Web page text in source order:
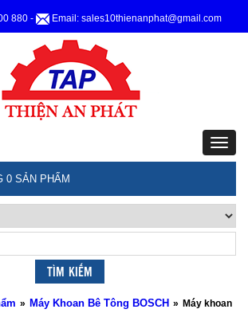
880 - Email: sales10thienanphat@gmail.com
0 SẢN PHẨM
» Máy Khoan Bê Tông BOSCH » Máy khoan